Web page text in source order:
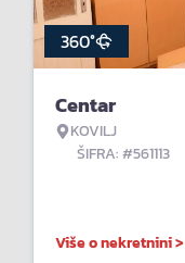
360°
Centar
KOVILJ
ŠIFRA: #561113
Više o nekretnini >